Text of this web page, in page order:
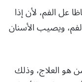
عل الفم، لأن إذا
ويصيب الأسنان
هو العلاج، وذلك